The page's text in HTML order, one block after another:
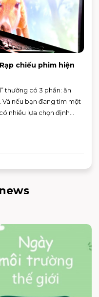
chiếu phim hiện
thường có 3 phần: ăn
nếu bạn đang tìm một
nhiều lựa chọn định
phù hợp cho cả gia
cuối tuần.